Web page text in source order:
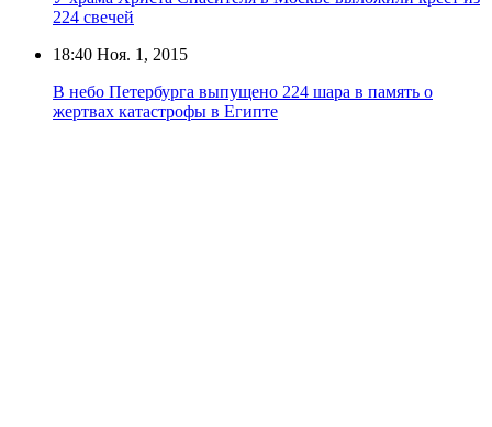
224 свечей
18:40 Ноя. 1, 2015
В небо Петербурга выпущено 224 шара в память о
жертвах катастрофы в Египте